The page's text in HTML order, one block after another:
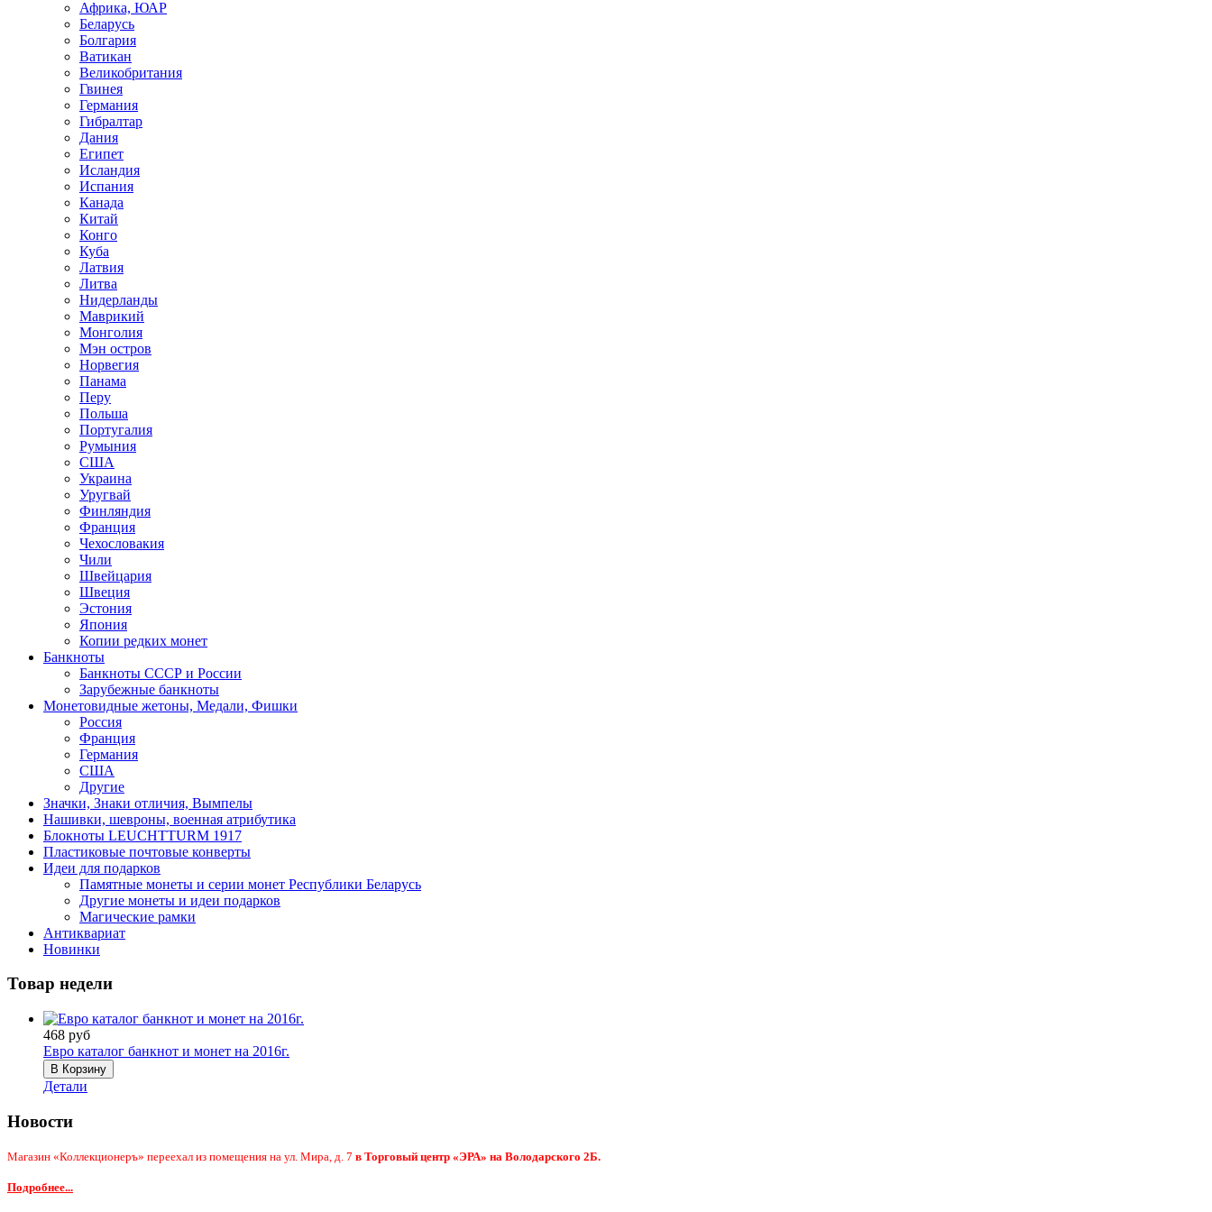
Африка, ЮАР
Беларусь
Болгария
Ватикан
Великобритания
Гвинея
Германия
Гибралтар
Дания
Египет
Исландия
Испания
Канада
Китай
Конго
Куба
Латвия
Литва
Нидерланды
Маврикий
Монголия
Мэн остров
Норвегия
Панама
Перу
Польша
Португалия
Румыния
США
Украина
Уругвай
Финляндия
Франция
Чехословакия
Чили
Швейцария
Швеция
Эстония
Япония
Копии редких монет
Банкноты
Банкноты СССР и России
Зарубежные банкноты
Монетовидные жетоны, Медали, Фишки
Россия
Франция
Германия
США
Другие
Значки, Знаки отличия, Вымпелы
Нашивки, шевроны, военная атрибутика
Блокноты LEUCHTTURM 1917
Пластиковые почтовые конверты
Идеи для подарков
Памятные монеты и серии монет Республики Беларусь
Другие монеты и идеи подарков
Магические рамки
Антиквариат
Новинки
Товар недели
468 руб
Евро каталог банкнот и монет на 2016г.
Детали
Новости
Магазин «Коллекционеръ» переехал из помещения на ул. Мира, д. 7 в Торговый центр «ЭРА» на Володарского 2Б.
Подробнее...